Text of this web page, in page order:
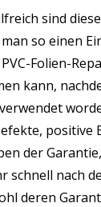
sind
so einen
Folien-
kann,
positive
der
schnell nach
deren